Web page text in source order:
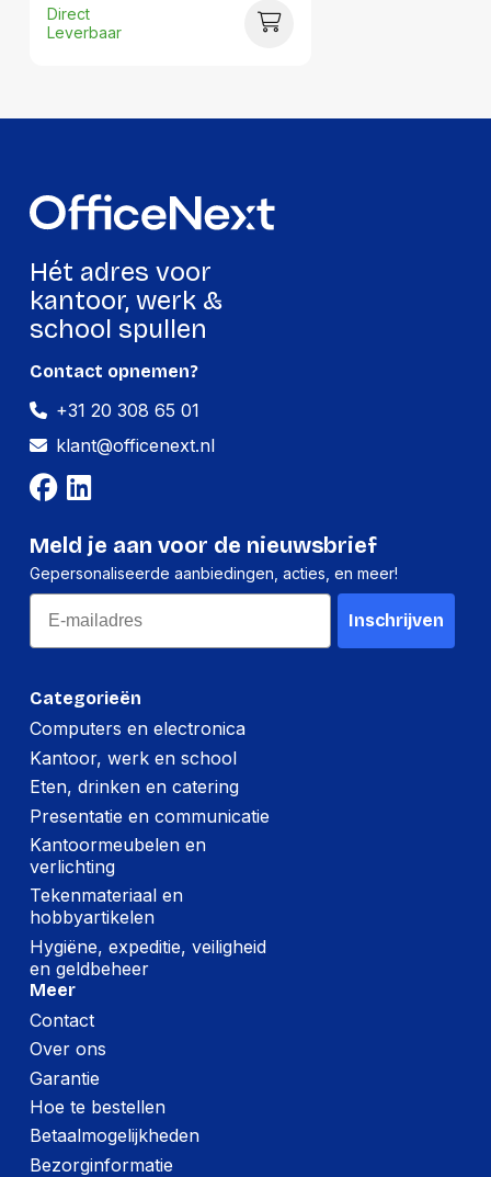
Gewicht:
410 gram
Hoogte:
38 millimeter
Gewicht:
Direct
Leverbaar
Hét adres voor
kantoor, werk &
school spullen
Categorieën
Computers en electronica
Kantoor, werk en school
Eten, drinken en catering
Presentatie en communicatie
Kantoormeubelen en
verlichting
Tekenmateriaal en
hobbyartikelen
Hygiëne, expeditie, veiligheid
en geldbeheer
Meer
Contact
Over ons
Garantie
Hoe te bestellen
Betaalmogelijkheden
Bezorginformatie
Contact opnemen?
+31 20 308 65 01
klant@officenext.nl
Meld je aan voor de nieuwsbrief
Gepersonaliseerde aanbiedingen, acties, en meer!
Email
Inschrijven